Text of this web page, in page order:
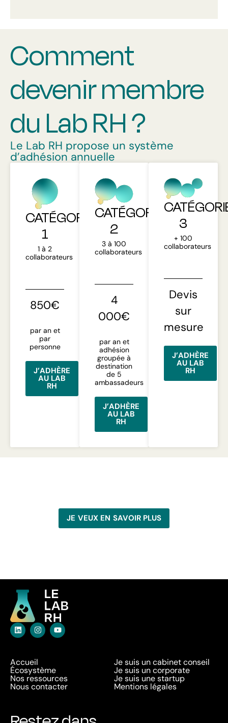
Comment
devenir membre
du Lab RH ?
Le Lab RH propose un système
d’adhésion annuelle
CATÉGORIE
1
1 à 2
collaborateurs
850€
par an et
par
personne
J’ADHÈRE
AU LAB
RH
CATÉGORIE
2
3 à 100
collaborateurs
4
000€
par an et
adhésion
groupée à
destination
de 5
ambassadeurs
J’ADHÈRE
AU LAB
RH
3
+ 100
collaborateurs
Devis
sur
mesure
J’ADHÈRE
AU LAB
RH
JE VEUX EN SAVOIR PLUS
Accueil
Écosystème
Nos ressources
Nous contacter
Je suis un cabinet conseil
Je suis un corporate
Je suis une startup
Mentions légales